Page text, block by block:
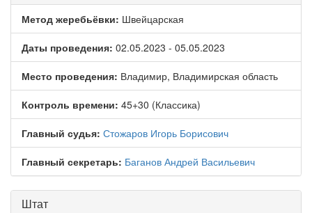
Метод жеребьёвки: Швейцарская
Даты проведения: 02.05.2023 - 05.05.2023
Место проведения: Владимир, Владимирская область
Контроль времени: 45+30 (Классика)
Главный судья: Стожаров Игорь Борисович
Главный секретарь: Баганов Андрей Васильевич
Штат